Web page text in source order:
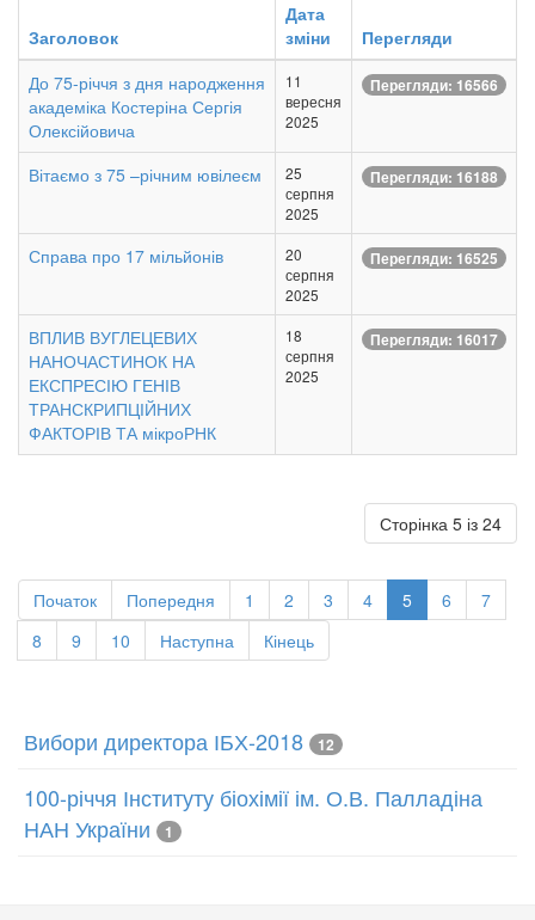
Заголовок
Дата
зміни
Перегляди
До 75-річчя з дня народження
академіка Костеріна Сергія
Олексійовича
11
вересня
2025
Перегляди: 16566
Вітаємо з 75 –річним ювілеєм
25
серпня
2025
Перегляди: 16188
Справа про 17 мільйонів
20
серпня
2025
Перегляди: 16525
ВПЛИВ ВУГЛЕЦЕВИХ
НАНОЧАСТИНОК НА
ЕКСПРЕСІЮ ГЕНІВ
ТРАНСКРИПЦІЙНИХ
ФАКТОРІВ ТА мікроРНК
18
серпня
2025
Перегляди: 16017
Сторінка 5 із 24
Початок Попередня 1 2 3 4 5 6
7
8
9 10 Наступна Кінець
Вибори директора ІБХ-2018 12
100-річчя Інституту біохімії ім. О.В. Палладіна
НАН України
1